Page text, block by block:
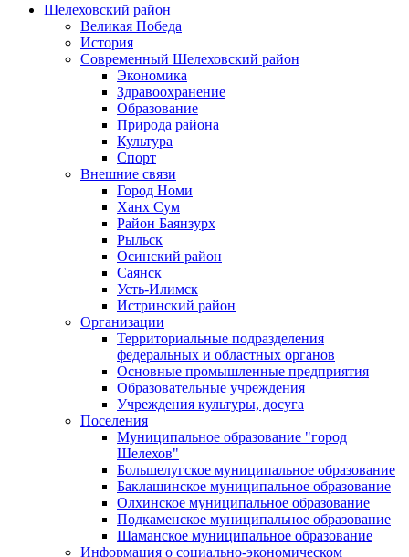
Шелеховский район
Великая Победа
История
Современный Шелеховский район
Экономика
Здравоохранение
Образование
Природа района
Культура
Спорт
Внешние связи
Город Номи
Ханх Сум
Район Баянзурх
Рыльск
Осинский район
Саянск
Усть-Илимск
Истринский район
Организации
Территориальные подразделения
федеральных и областных органов
Основные промышленные предприятия
Образовательные учреждения
Учреждения культуры, досуга
Поселения
Муниципальное образование "город
Шелехов"
Большелугское муниципальное образование
Баклашинское муниципальное образование
Олхинское муниципальное образование
Подкаменское муниципальное образование
Шаманское муниципальное образование
Информация о социально-экономическом